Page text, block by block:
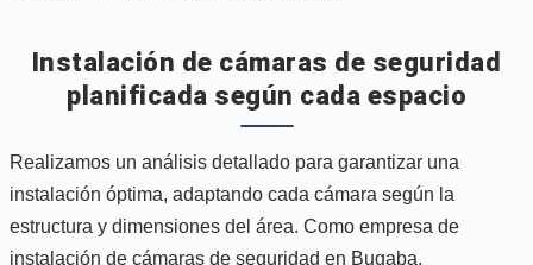
Instalación de cámaras de seguridad
planificada según cada espacio
Realizamos un análisis detallado para garantizar una
instalación óptima, adaptando cada cámara según la
estructura y dimensiones del área. Como empresa de
instalación de cámaras de seguridad en Bugaba,